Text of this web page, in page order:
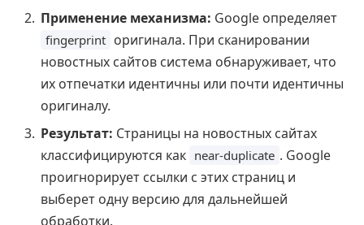
Применение механизма: Google определяет
fingerprint оригинала. При сканировании
новостных сайтов система обнаруживает, что
их отпечатки идентичны или почти идентичны
оригиналу.
Результат: Страницы на новостных сайтах
классифицируются как near-duplicate . Google
проигнорирует ссылки с этих страниц и
выберет одну версию для дальнейшей
обработки.